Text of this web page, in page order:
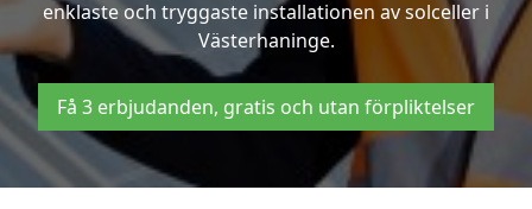
enklaste och tryggaste installationen av solceller i
Västerhaninge.
Få 3 erbjudanden, gratis och utan förpliktelser